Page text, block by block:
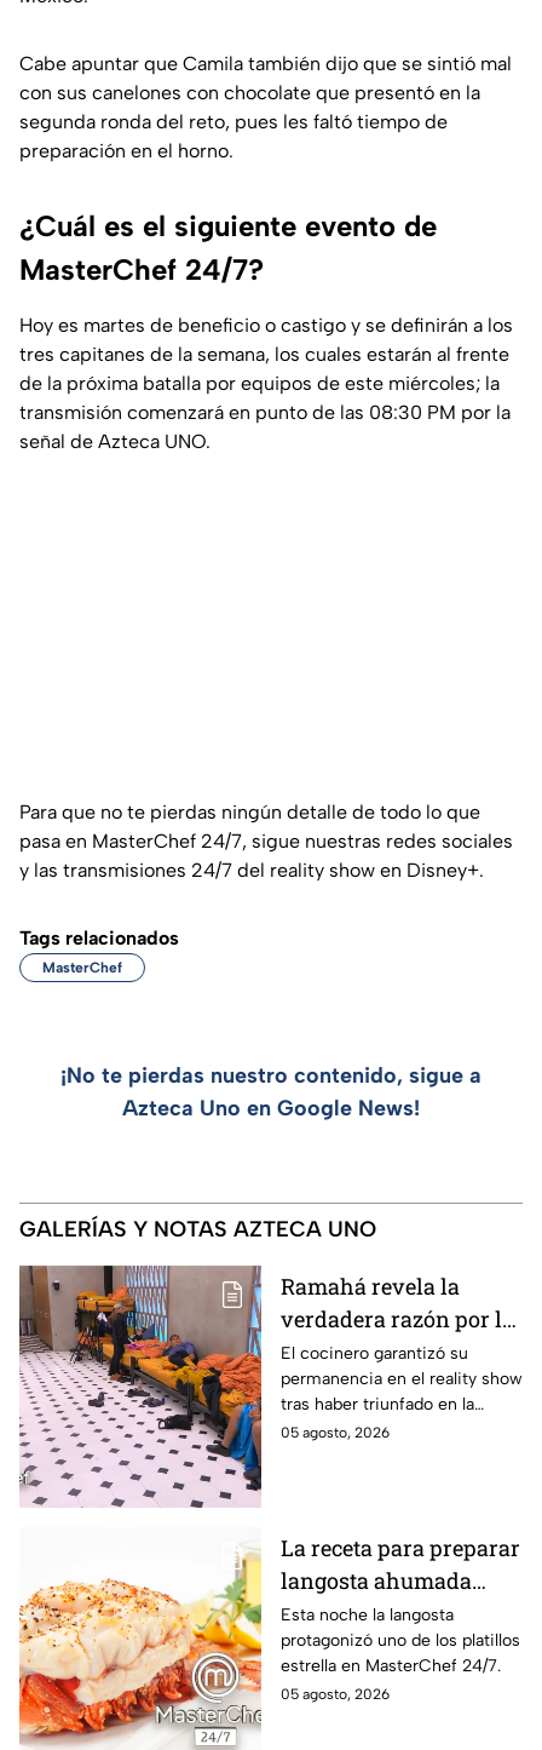
Cabe apuntar que Camila también dijo que se sintió mal
con sus canelones con chocolate que presentó en la
segunda ronda del reto, pues les faltó tiempo de
preparación en el horno.
¿Cuál es el siguiente evento de
MasterChef 24/7?
Hoy es martes de beneficio o castigo y se definirán a los
tres capitanes de la semana, los cuales estarán al frente
de la próxima batalla por equipos de este miércoles; la
transmisión comenzará en punto de las 08:30 PM por la
señal de Azteca UNO.
Para que no te pierdas ningún detalle de todo lo que
pasa en MasterChef 24/7, sigue nuestras redes sociales
y las transmisiones 24/7 del reality show en Disney+.
Tags relacionados
MasterChef
¡No te pierdas nuestro contenido, sigue a
Azteca Uno en Google News!
GALERÍAS Y NOTAS AZTECA UNO
Ramahá revela la
verdadera razón por la
que subió a Daniela al
balcón de MasterChef
24/7
El cocinero garantizó su
permanencia en el reality show
tras haber triunfado en la
pasada batalla por equipos
05 agosto, 2026
La receta para preparar
langosta ahumada
como en MasterChef
24/7
Esta noche la langosta
protagonizó uno de los platillos
estrella en MasterChef 24/7.
05 agosto, 2026